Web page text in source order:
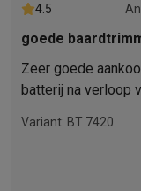
4.5
goede
Zeer goede
batterij na verloop
Variant: BT 7420